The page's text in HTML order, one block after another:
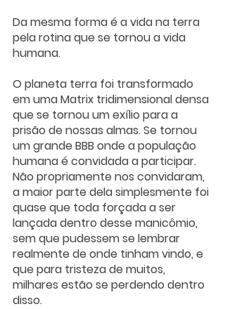
Da mesma forma é a vida na terra
pela rotina que se tornou a vida
humana.
O planeta terra foi transformado
em uma Matrix tridimensional densa
que se tornou um exílio para a
prisão de nossas almas. Se tornou
um grande BBB onde a população
humana é convidada a participar.
Não propriamente nos convidaram,
a maior parte dela simplesmente foi
quase que toda forçada a ser
lançada dentro desse manicômio,
sem que pudessem se lembrar
realmente de onde tinham vindo, e
que para tristeza de muitos,
milhares estão se perdendo dentro
disso.